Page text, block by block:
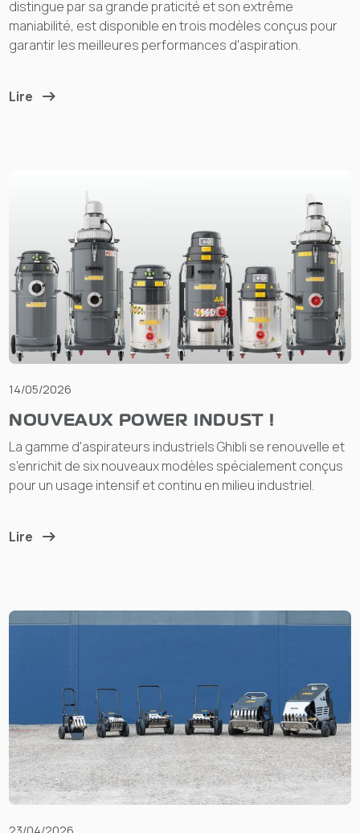
distingue par sa grande praticité et son extrême
maniabilité, est disponible en trois modèles conçus pour
garantir les meilleures performances d'aspiration.
Lire
14/05/2026
NOUVEAUX POWER INDUST !
La gamme d'aspirateurs industriels Ghibli se renouvelle et
s'enrichit de six nouveaux modèles spécialement conçus
pour un usage intensif et continu en milieu industriel.
Lire